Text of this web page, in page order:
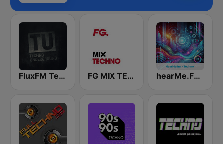
FluxFM Techno Underground FG MIX TECHNO hearMe.FM Techno